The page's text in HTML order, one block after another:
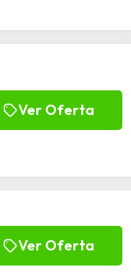
Ver Oferta
Ver Oferta